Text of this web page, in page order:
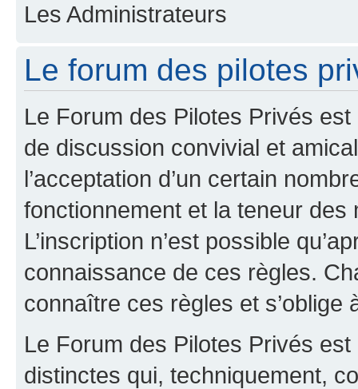
Les Administrateurs
Le forum des pilotes
Le Forum des Pilotes Privés
de discussion convivial et
l’acceptation d’un certain
fonctionnement et la teneur
L’inscription n’est possible
connaissance de ces règles.
connaître ces règles et s’oblige
Le Forum des Pilotes Privés
distinctes qui, techniquement,